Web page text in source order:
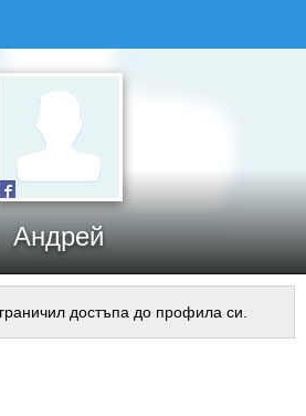
Андрей
достъпа до профила си.